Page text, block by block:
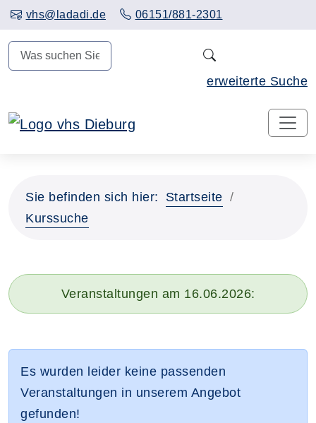
vhs@ladadi.de 06151/881-2301
erweiterte Suche
Hauptinhalt anspringen
Sie befinden sich hier:
Startseite
Kurssuche
Veranstaltungen am 16.06.2026:
Es wurden leider keine passenden
Veranstaltungen in unserem Angebot
gefunden!